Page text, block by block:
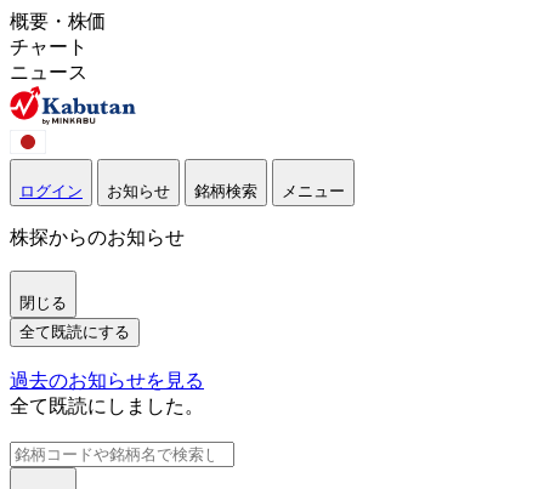
概要・株価
チャート
ニュース
ログイン お知らせ 銘柄検索 メニュー
株探からのお知らせ
閉じる
全て既読にする
過去のお知らせを見る
全て既読にしました。